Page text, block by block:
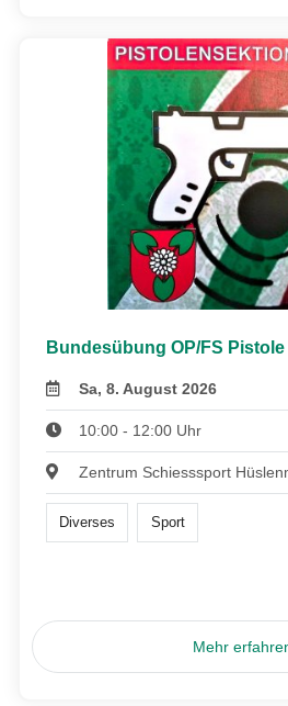
Bundesübung OP/FS Pistole
Sa, 8. August 2026
10:00 - 12:00 Uhr
Zentrum Schiesssport
Diverses Sport
Mehr